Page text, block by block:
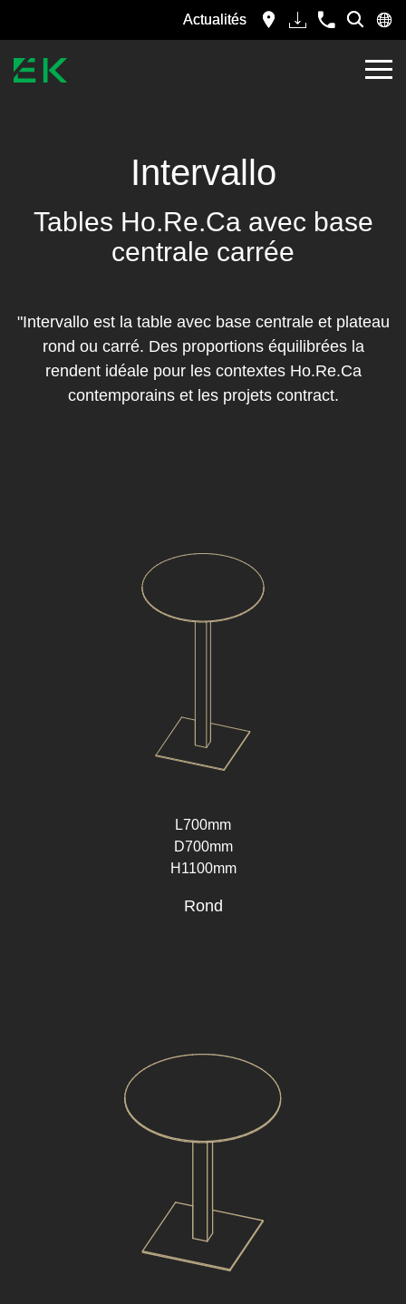
Actualités
Intervallo
Tables Ho.Re.Ca avec base
centrale carrée
"Intervallo est la table avec base centrale et plateau
rond ou carré. Des proportions équilibrées la
rendent idéale pour les contextes Ho.Re.Ca
contemporains et les projets contract.
L700mm
D700mm
H1100mm
Rond